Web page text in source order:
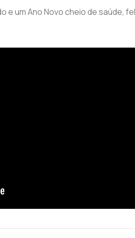
e um Ano Novo cheio de saúde,